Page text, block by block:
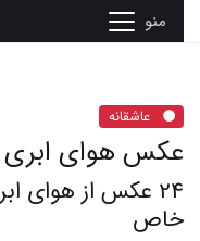
منو
عاشقانه
عکس هوای ابری
24 عکس از هوای
خاص